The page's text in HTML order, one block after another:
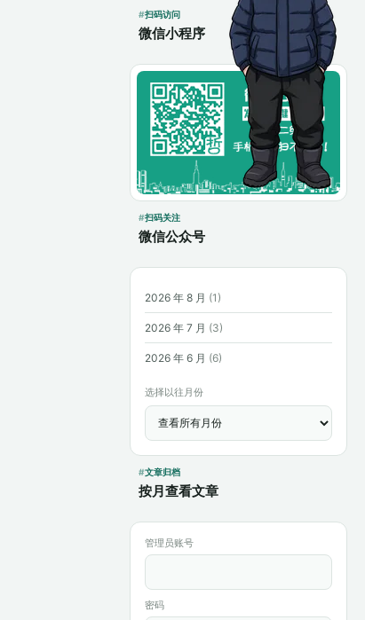
扫码访问
微信小程序
扫码关注
微信公众号
2026 年 8 月 (1)
2026 年 7 月 (3)
2026 年 6 月 (6)
选择以往月份
文章归档
按月查看文章
管理员账号
密码